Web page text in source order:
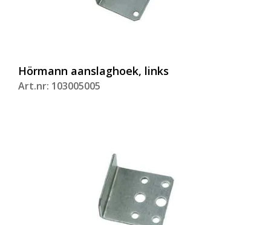
Hörmann aanslaghoek, links
Art.nr: 103005005